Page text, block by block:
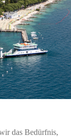
das Bedürfnis,